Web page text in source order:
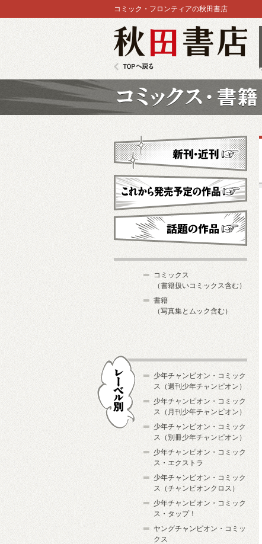
コミック・フロンティアの秋田書店
新刊・近刊
これから発売予定
コミックス
（書籍扱いコミックス含む）
書籍
（写真集とムック含む）
少年チャンピオン・コミック
ス（週刊少年チャンピオン）
少年チャンピオン・コミック
ス（月刊少年チャンピオン）
少年チャンピオン・コミック
ス（別冊少年チャンピオン）
少年チャンピオン・コミック
ス・エクストラ
少年チャンピオン・コミック
ス（チャンピオンクロス）
少年チャンピオン・コミック
ス・タップ！
ヤングチャンピオン・コミッ
クス